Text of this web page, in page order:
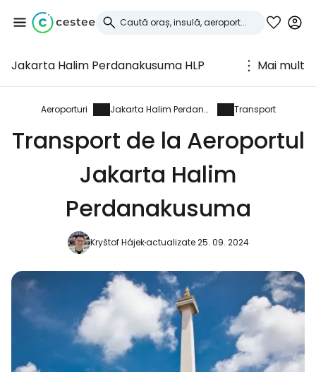
Jakarta Halim Perdanakusuma HLP Mai mult
Aeroporturi Jakarta Halim Perdanakusuma Transport
Transport de la Aeroportul
Jakarta Halim
Perdanakusuma
Kryštof Hájekactualizate 25. 09. 2024
Conectați-vă la
Cestee
... comunitatea mondială a călătorilor
Continuați cu Facebook
Continuați cu e-mailul